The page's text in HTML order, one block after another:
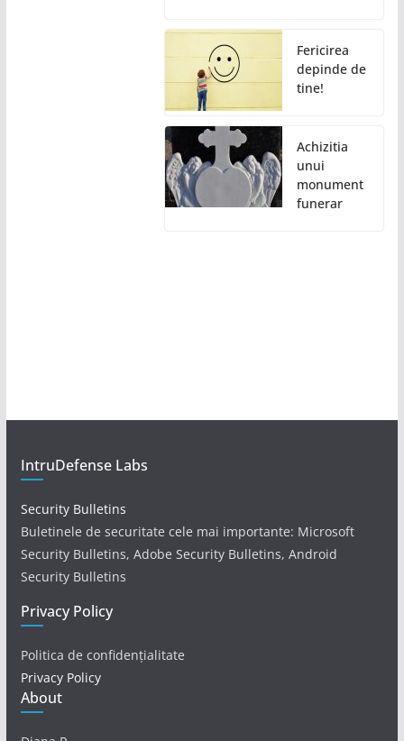
Fericirea
depinde de
tine!
Achizitia
unui
monument
funerar
IntruDefense Labs
Security Bulletins
Buletinele de securitate cele mai importante: Microsoft
Security Bulletins, Adobe Security Bulletins, Android
Security Bulletins
Privacy Policy
Politica de confidențialitate
Privacy Policy
About